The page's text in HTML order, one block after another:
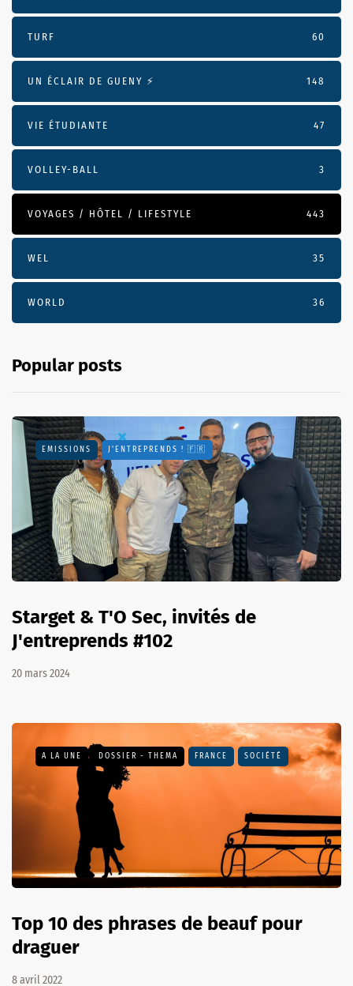
TURF 60
UN ÉCLAIR DE GUENY ⚡️ 148
VIE ÉTUDIANTE 47
VOLLEY-BALL 3
VOYAGES / HÔTEL / LIFESTYLE 443
WEL 35
WORLD 36
Popular posts
EMISSIONS J'ENTREPRENDS ! 🇫🇷
Starget & T'O Sec, invités de
J'entreprends #102
20 mars 2024
A LA UNE DOSSIER - THEMA FRANCE SOCIÉTÉ
Top 10 des phrases de beauf pour
draguer
8 avril 2022